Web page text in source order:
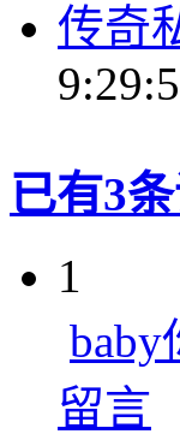
传奇
已有3
1
baby
留言